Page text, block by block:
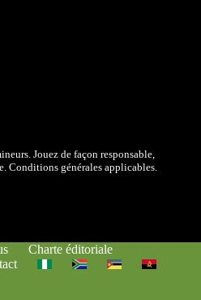
Jouez de façon responsable,
Conditions générales applicables.
Charte éditoriale